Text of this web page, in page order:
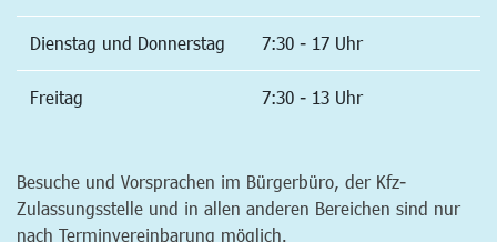
Dienstag und Donnerstag 7:30 - 17 Uhr
Freitag 7:30 - 13 Uhr
Besuche und Vorsprachen im Bürgerbüro, der Kfz-
Zulassungsstelle und in allen anderen Bereichen sind nur
nach Terminvereinbarung möglich.